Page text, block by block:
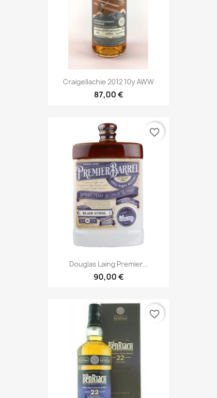
Craigellachie 2012 10y AWW
87,00 €
Douglas Laing Premier...
90,00 €
favorite_border
favorite_border